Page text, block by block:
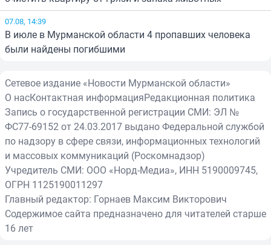
07.08, 14:39
В июле в Мурманской области 4 пропавших человека
были найдены погибшими
Сетевое издание «Новости Мурманской области»
О насКонтактная информацияРедакционная политика
Запись о государственной регистрации СМИ: ЭЛ №
ФС77-69152 от 24.03.2017 выдано Федеральной службой
по надзору в сфере связи, информационных технологий
и массовых коммуникаций (Роскомнадзор)
Учредитель СМИ: ООО «Норд-Медиа», ИНН 5190009745,
ОГРН 1125190011297
Главный редактор: Горнаев Максим Викторович
Содержимое сайта предназначено для читателей старше
16 лет